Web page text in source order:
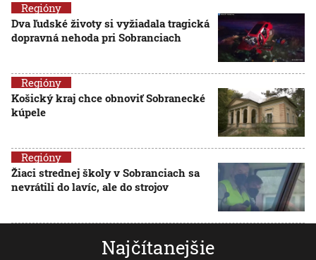
Regióny
Dva ľudské životy si vyžiadala tragická
dopravná nehoda pri Sobranciach
Regióny
Košický kraj chce obnoviť Sobranecké
kúpele
Regióny
Žiaci strednej školy v Sobranciach sa
nevrátili do lavíc, ale do strojov
Najčítanejšie